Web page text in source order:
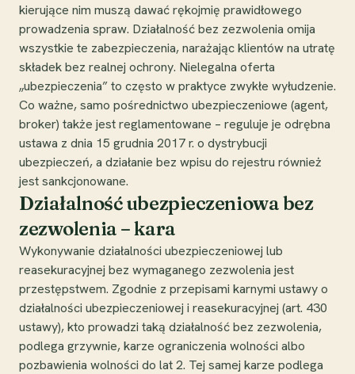
kierujące nim muszą dawać rękojmię prawidłowego
prowadzenia spraw. Działalność bez zezwolenia omija
wszystkie te zabezpieczenia, narażając klientów na utratę
składek bez realnej ochrony. Nielegalna oferta
„ubezpieczenia” to często w praktyce zwykłe wyłudzenie.
Co ważne, samo pośrednictwo ubezpieczeniowe (agent,
broker) także jest reglamentowane – reguluje je odrębna
ustawa z dnia 15 grudnia 2017 r. o dystrybucji
ubezpieczeń, a działanie bez wpisu do rejestru również
jest sankcjonowane.
Działalność ubezpieczeniowa bez
zezwolenia – kara
Wykonywanie działalności ubezpieczeniowej lub
reasekuracyjnej bez wymaganego zezwolenia jest
przestępstwem. Zgodnie z przepisami karnymi ustawy o
działalności ubezpieczeniowej i reasekuracyjnej (art. 430
ustawy), kto prowadzi taką działalność bez zezwolenia,
podlega grzywnie, karze ograniczenia wolności albo
pozbawienia wolności do lat 2. Tej samej karze podlega